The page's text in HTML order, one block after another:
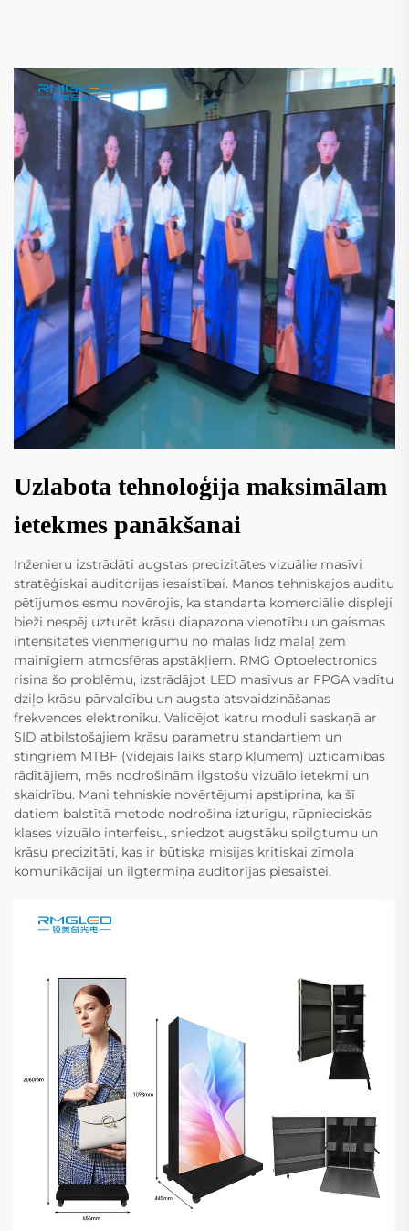
Uzlabota tehnoloģija maksimālam
ietekmes panākšanai
Inženieru izstrādāti augstas precizitātes vizuālie masīvi
stratēģiskai auditorijas iesaistībai. Manos tehniskajos auditu
pētījumos esmu novērojis, ka standarta komerciālie displeji
bieži nespēj uzturēt krāsu diapazona vienotību un gaismas
intensitātes vienmērīgumu no malas līdz malaļ zem
mainīgiem atmosfēras apstākļiem. RMG Optoelectronics
risina šo problēmu, izstrādājot LED masīvus ar FPGA vadītu
dziļo krāsu pārvaldību un augsta atsvaidzināšanas
frekvences elektroniku. Validējot katru moduli saskaņā ar
SID atbilstošajiem krāsu parametru standartiem un
stingriem MTBF (vidējais laiks starp kļūmēm) uzticamības
rādītājiem, mēs nodrošinām ilgstošu vizuālo ietekmi un
skaidrību. Mani tehniskie novērtējumi apstiprina, ka šī
datiem balstītā metode nodrošina izturīgu, rūpnieciskās
klases vizuālo interfeisu, sniedzot augstāku spilgtumu un
krāsu precizitāti, kas ir būtiska misijas kritiskai zīmola
komunikācijai un ilgtermiņa auditorijas piesaistei.